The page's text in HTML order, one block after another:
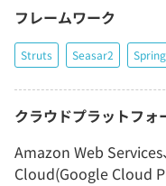
フレームワーク
Struts Seasar2 Spring
クラウドプラットフォ
Amazon Web
Cloud(Google Cloud